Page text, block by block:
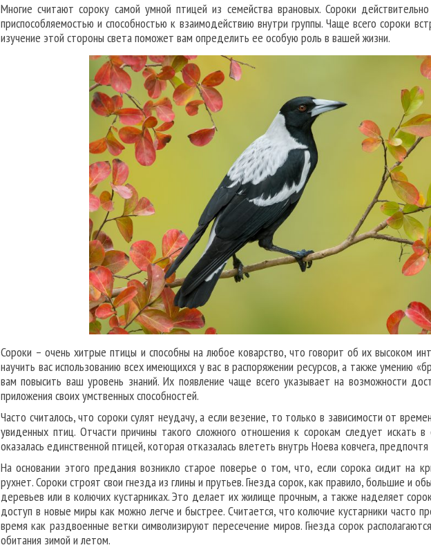
Многие считают сороку самой умной птицей из семейства врановых. Сороки
приспособляемостью и способностью к взаимодействию внутри группы. Чаще всего сороки
изучение этой стороны света поможет вам определить ее особую роль в вашей жизни.
Сороки – очень хитрые птицы и способны на любое коварство, что говорит об их высоком
научить вас использованию всех имеющихся у вас в распоряжении ресурсов, а также умению
вам повысить ваш уровень знаний. Их появление чаще всего указывает на возможности
приложения своих умственных способностей.
Часто считалось, что сороки сулят неудачу, а если везение, то только в зависимости от
увиденных птиц. Отчасти причины такого сложного отношения к сорокам следует искать
оказалась единственной птицей, которая отказалась влететь внутрь Ноева ковчега,
На основании этого предания возникло старое поверье о том, что, если сорока сидит
рухнет. Сороки строят свои гнезда из глины и прутьев. Гнезда сорок, как правило, большие и
деревьев или в колючих кустарниках. Это делает их жилище прочным, а также наделяет
доступ в новые миры как можно легче и быстрее. Считается, что колючие кустарники часто
время как раздвоенные ветки символизируют пересечение миров. Гнезда сорок
обитания зимой и летом.